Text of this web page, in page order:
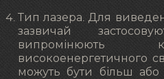
Тип лазера. Для
зазвичай
випромінюють
високоенергетичного
можуть бути більш